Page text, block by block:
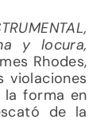
y locura,
Rhodes,
violaciones
forma en
de la